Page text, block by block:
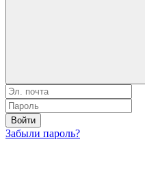
Войти
Забыли пароль?